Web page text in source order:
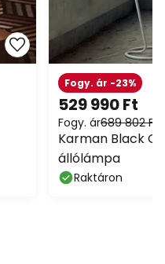
529 990 Ft
Fogy. ár689 802 Ft
Fogy. ár -23%
Karman Black
állólámpa
Raktáron